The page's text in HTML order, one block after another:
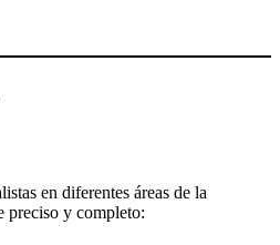
en diferentes áreas de la
preciso y completo: